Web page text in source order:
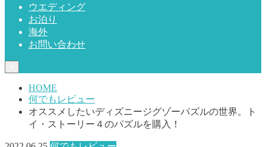
ウエディング
お泊り
海外
お問い合わせ
HOME
何でもレビュー
オススメしたいディズニージグゾーパズルの世界。ト
イ・ストーリー４のパズルを購入！